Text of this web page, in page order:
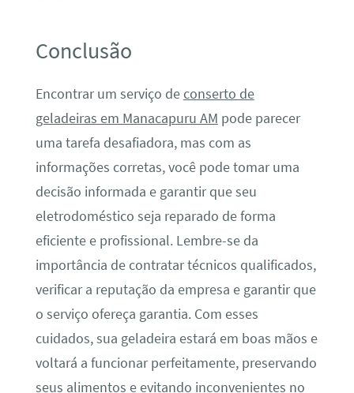
Conclusão
Encontrar um serviço deconserto de
geladeiras em Manacapuru AM pode parecer
uma tarefa desafiadora, mas com as
informações corretas, você pode tomar uma
decisão informada e garantir que seu
eletrodoméstico seja reparado de forma
eficiente e profissional. Lembre-se da
importância de contratar técnicos qualificados,
verificar a reputação da empresa e garantir que
o serviço ofereça garantia. Com esses
cuidados, sua geladeira estará em boas mãos e
voltará a funcionar perfeitamente, preservando
seus alimentos e evitando inconvenientes no